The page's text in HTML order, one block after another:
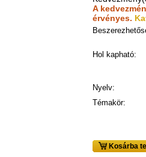
A
érvényes.
Hol kapható:
Nyelv:
Témakör:
Kosárba